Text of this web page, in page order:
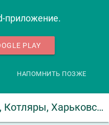
приложение.
PLAY
НАПОМНИТЬ ПОЗЖЕ
Квартира, 2-кімн., Котляры, Харьковский район, Мира